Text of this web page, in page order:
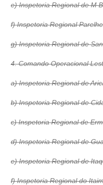
e) Inspetoria Regional de M
f) Inspetoria Regional
g) Inspetoria Regional de
4. Comando Operacional
a) Inspetoria Regional de
b) Inspetoria Regional de
c) Inspetoria Regional de
d) Inspetoria Regional de
e) Inspetoria Regional de
f) Inspetoria Regional do